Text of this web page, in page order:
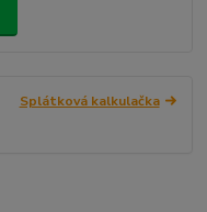
Splátková kalkulačka